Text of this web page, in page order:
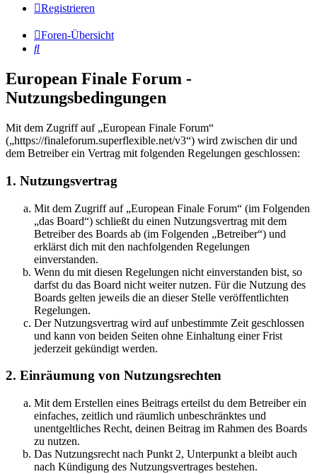
Registrieren
Foren-Übersicht
Suche
European Finale Forum -
Nutzungsbedingungen
Mit dem Zugriff auf „European Finale Forum“
(„https://finaleforum.superflexible.net/v3“) wird zwischen dir und
dem Betreiber ein Vertrag mit folgenden Regelungen geschlossen:
1. Nutzungsvertrag
Mit dem Zugriff auf „European Finale Forum“ (im Folgenden
„das Board“) schließt du einen Nutzungsvertrag mit dem
Betreiber des Boards ab (im Folgenden „Betreiber“) und
erklärst dich mit den nachfolgenden Regelungen
einverstanden.
Wenn du mit diesen Regelungen nicht einverstanden bist, so
darfst du das Board nicht weiter nutzen. Für die Nutzung des
Boards gelten jeweils die an dieser Stelle veröffentlichten
Regelungen.
Der Nutzungsvertrag wird auf unbestimmte Zeit geschlossen
und kann von beiden Seiten ohne Einhaltung einer Frist
jederzeit gekündigt werden.
2. Einräumung von Nutzungsrechten
Mit dem Erstellen eines Beitrags erteilst du dem Betreiber ein
einfaches, zeitlich und räumlich unbeschränktes und
unentgeltliches Recht, deinen Beitrag im Rahmen des Boards
zu nutzen.
Das Nutzungsrecht nach Punkt 2, Unterpunkt a bleibt auch
nach Kündigung des Nutzungsvertrages bestehen.